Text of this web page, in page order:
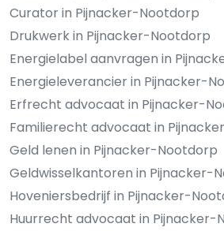
Curator in Pijnacker-Nootdorp
Drukwerk in Pijnacker-Nootdorp
Energielabel aanvragen in
Energieleverancier in Pijnacker-
Erfrecht advocaat in Pijnacker-
Familierecht advocaat in
Geld lenen in Pijnacker-Nootdorp
Geldwisselkantoren in Pijnacker-
Hoveniersbedrijf in Pijnacker-
Huurrecht advocaat in Pijnacker-